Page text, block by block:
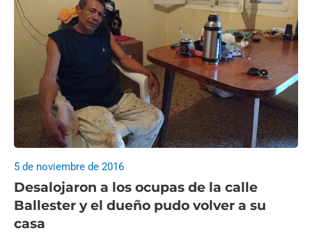
Desalojaron a los ocupas de la calle
Ballester y el dueño pudo volver a su
casa
5 de noviembre de 2016